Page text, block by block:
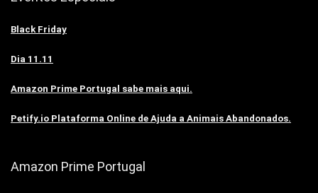
Black Friday
Dia 11.11
Amazon Prime Portugal sabe mais aqui.
Petify.io Plataforma Online de Ajuda a Animais Abandonados.
Amazon Prime Portugal